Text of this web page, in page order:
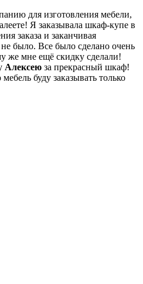
для изготовления мебели,
Я заказывала шкаф-купе в
заказа и заканчивая
было. Все было сделано очень
же мне ещё скидку сделали!
Алексею за прекрасный шкаф!
буду заказывать только